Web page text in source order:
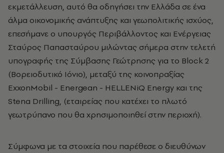
εκμετάλλευση, αυτό θα οδηγήσει την Ελλάδα σε ένα
άλμα οικονομικής ανάπτυξης και γεωπολιτικής ισχύος,
επεσήμανε ο υπουργός Περιβάλλοντος και Ενέργειας
Σταύρος Παπασταύρου μιλώντας σήμερα στην τελετή
υπογραφής της Σύμβασης Γεώτρησης για το Block 2
(Βορειοδυτικό Ιόνιο), μεταξύ της κοινοπραξίας
ExxonMobil - Energean - HELLENiQ Energy και της
Stena Drilling, (εταιρείας που κατέχει το πλωτό
γεωτρύπανο που θα χρησιμοποιηθεί στην περιοχή).
Σύμφωνα με τα στοιχεία που παρέθεσε ο διευθύνων